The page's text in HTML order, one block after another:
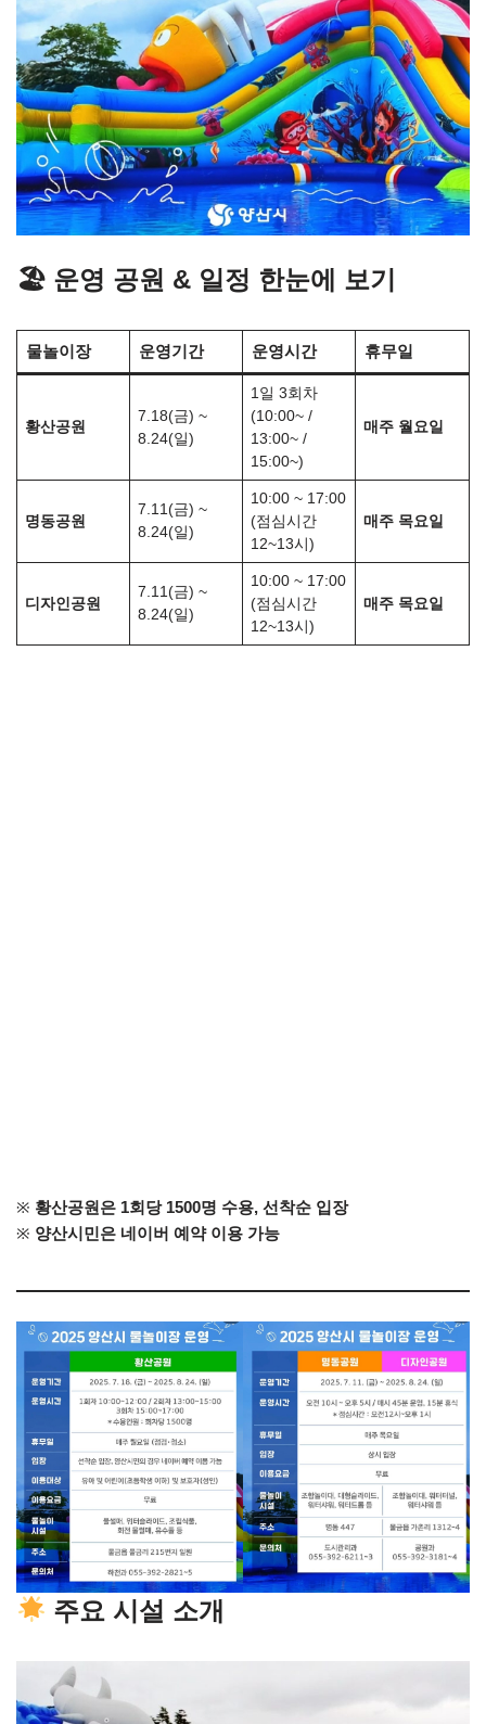
🏖 운영 공원 & 일정 한눈에 보기
물놀이장 운영기간 운영시간 휴무일
황산공원
7.18(금) ~
8.24(일)
1일 3회차
(10:00~ /
13:00~ /
15:00~)
매주 월요일
명동공원
7.11(금) ~
8.24(일)
10:00 ~ 17:00
(점심시간
12~13시)
매주 목요일
디자인공원
7.11(금) ~
8.24(일)
10:00 ~ 17:00
(점심시간
12~13시)
매주 목요일
※ 황산공원은 1회당 1500명 수용, 선착순 입장
※ 양산시민은 네이버 예약 이용 가능
주요 시설 소개